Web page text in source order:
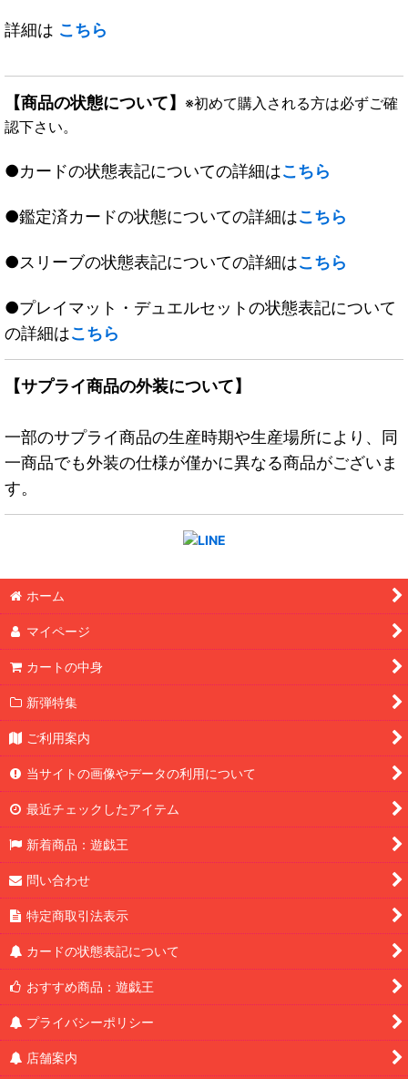
詳細は こちら
【商品の状態について】 ※初めて購入される方は必ずご確
認下さい。
●カードの状態表記についての詳細はこちら
●鑑定済カードの状態についての詳細はこちら
●スリーブの状態表記についての詳細はこちら
●プレイマット・デュエルセットの状態表記について
の詳細はこちら
【サプライ商品の外装について】
一部のサプライ商品の生産時期や生産場所により、同
一商品でも外装の仕様が僅かに異なる商品がございま
す。
ホーム
マイページ
カートの中身
新弾特集
ご利用案内
当サイトの画像やデータの利用について
最近チェックしたアイテム
新着商品：遊戯王
問い合わせ
特定商取引法表示
カードの状態表記について
おすすめ商品：遊戯王
プライバシーポリシー
店舗案内